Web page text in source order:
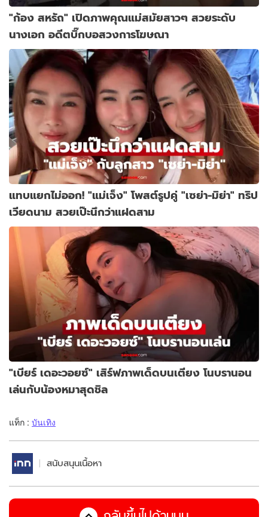
"ก้อง สหรัถ" เปิดภาพคุณแม่สมัยสาวๆ สวยระดับ
นางเอก อดีตบิ๊กบอสวงการโฆษณา
แทบแยกไม่ออก! "แม่เจ็ง" โพสต์รูปคู่ "เซย่า-มิย่า" ทริป
เวียดนาม สวยเป๊ะนึกว่าแฝดสาม
"เบียร์ เดอะวอยซ์" เสิร์ฟภาพเด็ดบนเตียง โนบรานอน
เล่นกับน้องหมาสุดชิล
แท็ก : บันเทิง
สนับสนุนเนื้อหา